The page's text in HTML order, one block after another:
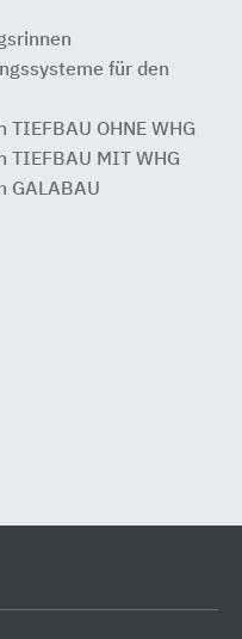
für den
OHNE WHG
TIEFBAU MIT WHG
GALABAU